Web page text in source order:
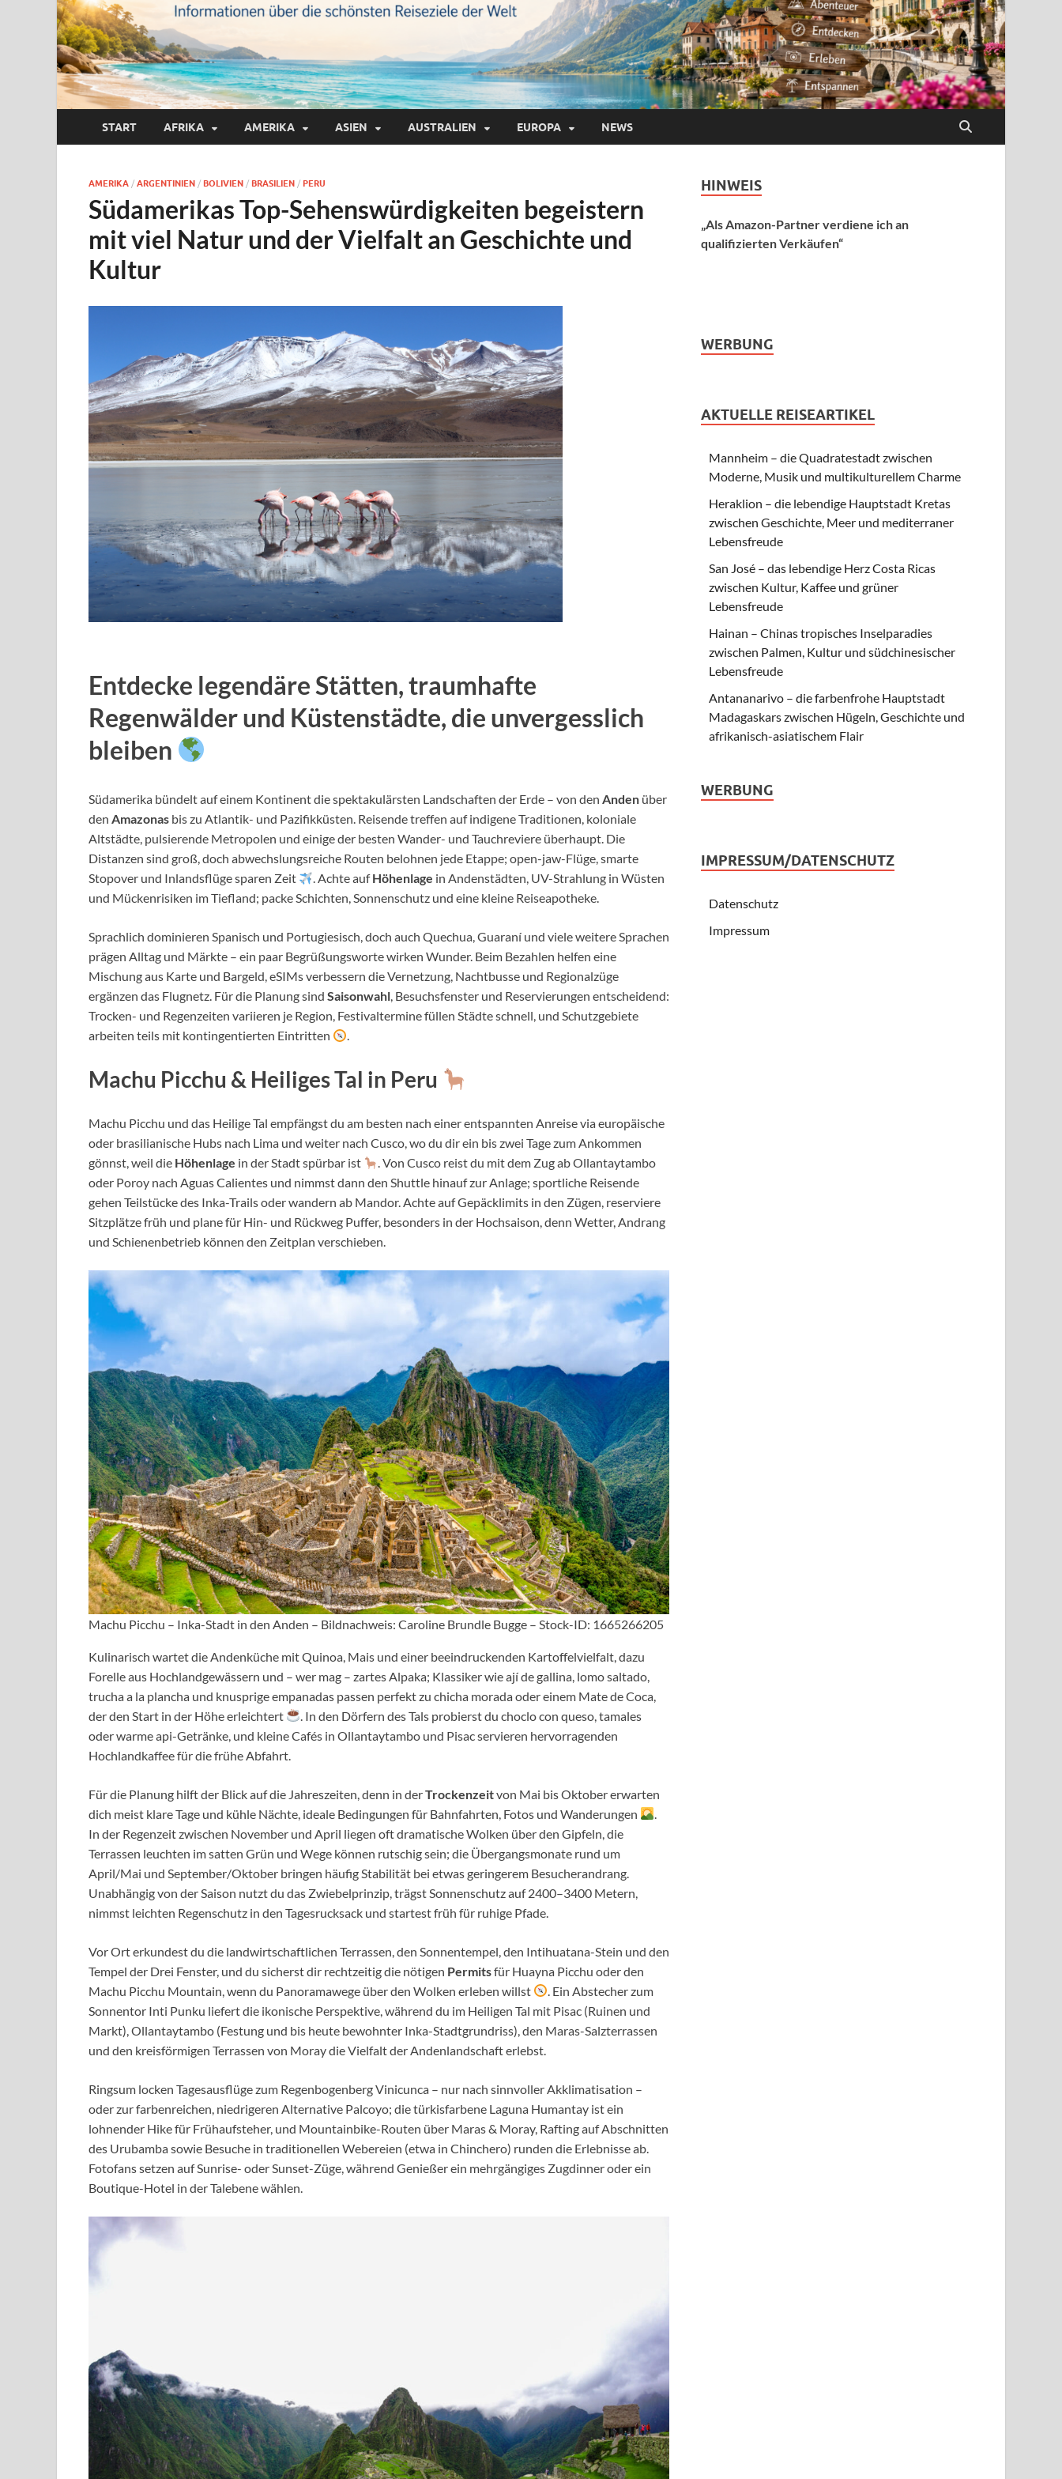
START AFRIKA AMERIKA ASIEN AUSTRALIEN EUROPA NEWS
AMERIKA / ARGENTINIEN / BOLIVIEN / BRASILIEN / PERU
Südamerikas Top-Sehenswürdigkeiten begeistern
mit viel Natur und der Vielfalt an Geschichte und
Kultur
Entdecke legendäre Stätten, traumhafte
Regenwälder und Küstenstädte, die unvergesslich
bleiben
Südamerika bündelt auf einem Kontinent die spektakulärsten Landschaften der Erde – von den Anden über
den Amazonas bis zu Atlantik- und Pazifikküsten. Reisende treffen auf indigene Traditionen, koloniale
Altstädte, pulsierende Metropolen und einige der besten Wander- und Tauchreviere überhaupt. Die
Distanzen sind groß, doch abwechslungsreiche Routen belohnen jede Etappe; open-jaw-Flüge, smarte
Stopover und Inlandsflüge sparen Zeit
. Achte aufHöhenlage in Andenstädten, UV-Strahlung in Wüsten
und Mückenrisiken im Tiefland; packe Schichten, Sonnenschutz und eine kleine Reiseapotheke.
Sprachlich dominieren Spanisch und Portugiesisch, doch auch Quechua, Guaraní und viele weitere Sprachen
prägen Alltag und Märkte – ein paar Begrüßungsworte wirken Wunder. Beim Bezahlen helfen eine
Mischung aus Karte und Bargeld, eSIMs verbessern die Vernetzung, Nachtbusse und Regionalzüge
ergänzen das Flugnetz. Für die Planung sind Saisonwahl, Besuchsfenster und Reservierungen entscheidend:
Trocken- und Regenzeiten variieren je Region, Festivaltermine füllen Städte schnell, und Schutzgebiete
arbeiten teils mit kontingentierten Eintritten
.
Machu Picchu & Heiliges Tal in Peru
Machu Picchu und das Heilige Tal empfängst du am besten nach einer entspannten Anreise via europäische
oder brasilianische Hubs nach Lima und weiter nach Cusco, wo du dir ein bis zwei Tage zum Ankommen
gönnst, weil die Höhenlage in der Stadt spürbar ist
. Von Cusco reist du mit dem Zug ab Ollantaytambo
oder Poroy nach Aguas Calientes und nimmst dann den Shuttle hinauf zur Anlage; sportliche Reisende
gehen Teilstücke des Inka-Trails oder wandern ab Mandor. Achte auf Gepäcklimits in den Zügen, reserviere
Sitzplätze früh und plane für Hin- und Rückweg Puffer, besonders in der Hochsaison, denn Wetter, Andrang
und Schienenbetrieb können den Zeitplan verschieben.
Machu Picchu – Inka-Stadt in den Anden – Bildnachweis: Caroline Brundle Bugge – Stock-ID: 1665266205
Kulinarisch wartet die Andenküche mit Quinoa, Mais und einer beeindruckenden Kartoffelvielfalt, dazu
Forelle aus Hochlandgewässern und – wer mag – zartes Alpaka; Klassiker wie ají de gallina, lomo saltado,
trucha a la plancha und knusprige empanadas passen perfekt zu chicha morada oder einem Mate de Coca,
der den Start in der Höhe erleichtert
. In den Dörfern des Tals probierst du choclo con queso, tamales
oder warme api-Getränke, und kleine Cafés in Ollantaytambo und Pisac servieren hervorragenden
Hochlandkaffee für die frühe Abfahrt.
Für die Planung hilft der Blick auf die Jahreszeiten, denn in derTrockenzeitvon Mai bis Oktober erwarten
dich meist klare Tage und kühle Nächte, ideale Bedingungen für Bahnfahrten, Fotos und Wanderungen
In der Regenzeit zwischen November und April liegen oft dramatische Wolken über den Gipfeln, die
Terrassen leuchten im satten Grün und Wege können rutschig sein; die Übergangsmonate rund um
April/Mai und September/Oktober bringen häufig Stabilität bei etwas geringerem Besucherandrang.
Unabhängig von der Saison nutzt du das Zwiebelprinzip, trägst Sonnenschutz auf 2400–3400 Metern,
nimmst leichten Regenschutz in den Tagesrucksack und startest früh für ruhige Pfade.
Vor Ort erkundest du die landwirtschaftlichen Terrassen, den Sonnentempel, den Intihuatana-Stein und den
Tempel der Drei Fenster, und du sicherst dir rechtzeitig die nötigen Permitsfür Huayna Picchu oder den
Machu Picchu Mountain, wenn du Panoramawege über den Wolken erleben willst
. Ein Abstecher zum
Sonnentor Inti Punku liefert die ikonische Perspektive, während du im Heiligen Tal mit Pisac (Ruinen und
Markt), Ollantaytambo (Festung und bis heute bewohnter Inka-Stadtgrundriss), den Maras-Salzterrassen
und den kreisförmigen Terrassen von Moray die Vielfalt der Andenlandschaft erlebst.
Ringsum locken Tagesausflüge zum Regenbogenberg Vinicunca – nur nach sinnvoller Akklimatisation –
oder zur farbenreichen, niedrigeren Alternative Palcoyo; die türkisfarbene Laguna Humantay ist ein
lohnender Hike für Frühaufsteher, und Mountainbike-Routen über Maras & Moray, Rafting auf Abschnitten
des Urubamba sowie Besuche in traditionellen Webereien (etwa in Chinchero) runden die Erlebnisse ab.
Fotofans setzen auf Sunrise- oder Sunset-Züge, während Genießer ein mehrgängiges Zugdinner oder ein
Boutique-Hotel in der Talebene wählen.
HINWEIS
„Als Amazon-Partner verdiene ich an
qualifizierten Verkäufen“
WERBUNG
AKTUELLE REISEARTIKEL
Mannheim – die Quadratestadt zwischen
Moderne, Musik und multikulturellem Charme
Heraklion – die lebendige Hauptstadt Kretas
zwischen Geschichte, Meer und mediterraner
Lebensfreude
San José – das lebendige Herz Costa Ricas
zwischen Kultur, Kaffee und grüner
Lebensfreude
Hainan – Chinas tropisches Inselparadies
zwischen Palmen, Kultur und südchinesischer
Lebensfreude
Antananarivo – die farbenfrohe Hauptstadt
Madagaskars zwischen Hügeln, Geschichte und
afrikanisch-asiatischem Flair
WERBUNG
IMPRESSUM/DATENSCHUTZ
Datenschutz
Impressum